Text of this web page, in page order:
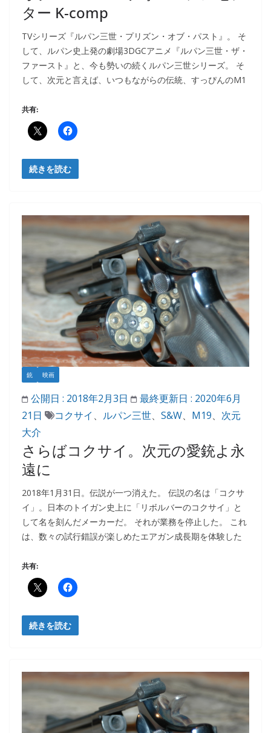
ター K-comp
TVシリーズ『ルパン三世・プリズン・オブ・パスト』。 そ
して、ルパン史上発の劇場3DGCアニメ『ルパン三世・ザ・
ファースト』と、今も勢いの続くルパン三世シリーズ。 そ
して、次元と言えば、いつもながらの伝統、すっぴんのM1
共有:
続きを読む
銃 映画
公開日 : 2018年2月3日 最終更新日 : 2020年6月
21日
コクサイ 、 ルパン三世、 S&W、 M19、 次元
大介
さらばコクサイ。次元の愛銃よ永
遠に
2018年1月31日。伝説が一つ消えた。 伝説の名は「コクサ
イ」。日本のトイガン史上に「リボルバーのコクサイ」と
して名を刻んだメーカーだ。 それが業務を停止した。 これ
は、数々の試行錯誤が楽しめたエアガン成長期を体験した
共有:
続きを読む